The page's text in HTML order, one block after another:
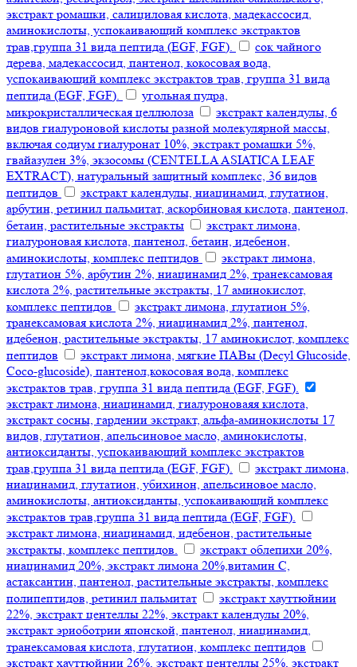
экстракт ромашки, салициловая кислота, мадекассосид,
аминокислоты, успокаивающий комплекс экстрактов
трав,группа 31 вида пептида (EGF, FGF).
сок чайного
дерева, мадекассосид, пантенол, кокосовая вода,
успокаивающий комплекс экстрактов трав, группа 31 вида
пептида (EGF, FGF).
угольная пудра,
микрокристаллическая целлюлоза
экстракт календулы, 6
видов гиалуроновой кислоты разной молекулярной массы,
включая содиум гиалуронат 10%, экстракт ромашки 5%,
гвайазулен 3%, экзосомы (CENTELLA ASIATICA LEAF
EXTRACT), натуральный защитный комплекс, 36 видов
пептидов
экстракт календулы, ниацинамид, глутатион,
арбутин, ретинил пальмитат, аскорбиновая кислота, пантенол,
бетаин, растительные экстракты
экстракт лимона,
гиалуроновая кислота, пантенол, бетаин, идебенон,
аминокислоты, комплекс пептидов
экстракт лимона,
глутатион 5%, арбутин 2%, ниацинамид 2%, транексамовая
кислота 2%, растительные экстракты, 17 аминокислот,
комплекс пептидов
экстракт лимона, глутатион 5%,
транексамовая кислота 2%, ниацинамид 2%, пантенол,
идебенон, растительные экстракты, 17 аминокислот, комплекс
пептидов
экстракт лимона, мягкие ПАВы (Decyl Glucoside,
Coco-glucoside), пантенол,кокосовая вода, комплекс
экстрактов трав, группа 31 вида пептида (EGF, FGF).
экстракт лимона, ниацинамид, гиалуроноваяя кислота,
экстракт сосны, гардении экстракт, альфа-аминокислоты 17
видов, глутатион, апельсиновое масло, аминокислоты,
антиоксиданты, успокаивающий комплекс экстрактов
трав,группа 31 вида пептида (EGF, FGF).
экстракт лимона,
ниацинамид, глутатион, убихинон, апельсиновое масло,
аминокислоты, антиоксиданты, успокаивающий комплекс
экстрактов трав,группа 31 вида пептида (EGF, FGF).
экстракт лимона, ниацинамид, идебенон, растительные
экстракты, комплекс пептидов.
экстракт облепихи 20%,
ниацинамид 20%, экстракт лимона 20%,витамин С,
астаксантин, пантенол, растительные экстракты, комплекс
полипептидов, ретинил пальмитат
экстракт хауттюйнии
22%, экстракт центеллы 22%, экстракт календулы 20%,
экстракт эриоботрии японской, пантенол, ниацинамид,
транексамовая кислота, глутатион, комплекс пептидов
экстракт хауттюйнии 26%, экстракт центеллы 25%, экстракт